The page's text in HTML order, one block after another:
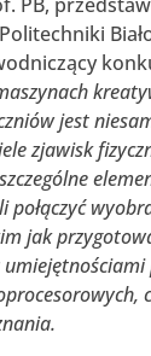
jest
zjawisk
połączyć
jak